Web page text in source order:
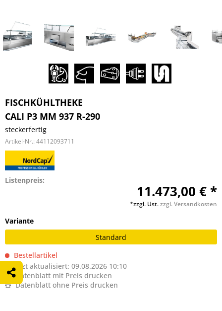
FISCHKÜHLTHEKE
CALI P3 MM 937 R-290
steckerfertig
Artikel-Nr.: 44112093711
Listenpreis:
11.473,00 € *
*zzgl. Ust.zzgl. Versandkosten
Variante
Standard
Bestellartikel
Zuletzt aktualisiert: 09.08.2026 10:10
Datenblatt mit Preis drucken
Datenblatt ohne Preis drucken